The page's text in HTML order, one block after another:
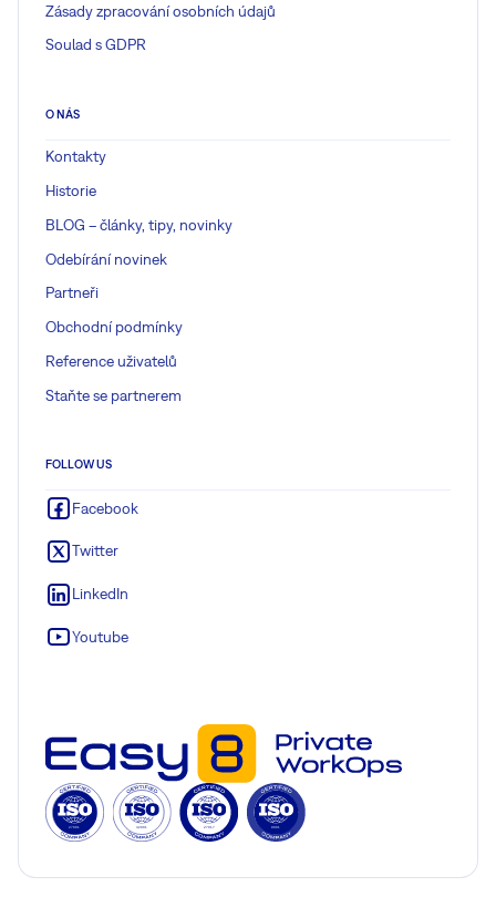
Zásady zpracování osobních údajů
Soulad s GDPR
O NÁS
Kontakty
Historie
BLOG – články, tipy, novinky
Odebírání novinek
Partneři
Obchodní podmínky
Reference uživatelů
Staňte se partnerem
FOLLOW US
Facebook
Twitter
LinkedIn
Youtube